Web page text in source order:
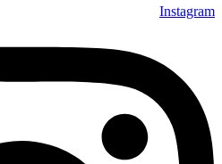
Instagram